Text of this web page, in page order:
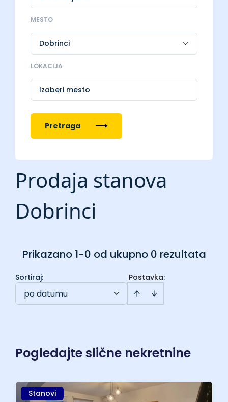
MESTO
LOKACIJA
Izaberi mesto
Pretraga
Prodaja stanova
Dobrinci
Prikazano 1-0 od ukupno 0 rezultata
Postavka:
Sortiraj:
po datumu
Pogledajte slične nekretnine
Stanovi